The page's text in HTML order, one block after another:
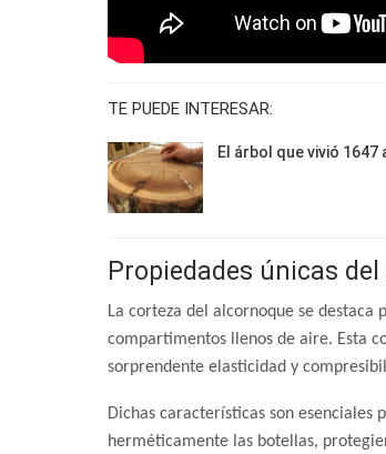
TE PUEDE INTERESAR:
El árbol que vivió 1647
Propiedades únicas
La corteza del alcornoque se
compartimentos llenos de aire. Esta
sorprendente elasticidad y
Dichas características son
herméticamente las botellas,